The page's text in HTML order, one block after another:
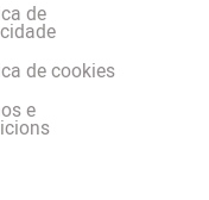
de
de cookies
e